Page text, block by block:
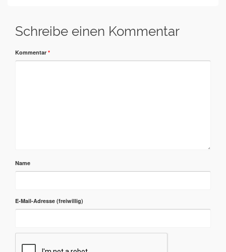
Schreibe einen Kommentar
Kommentar *
Name
E-Mail-Adresse